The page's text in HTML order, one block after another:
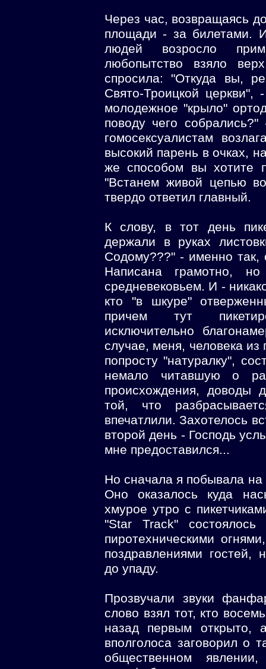
Через час, возвращаясь
площади - за билетами.
людей возросло
любопытство взяло
спросила: "Откуда вы,
Свято-Троицкой
молодежное "крыло"
поводу чего
гомосексуалистам
высокий парень в очках,
же способом вы хотите
"Встанем живой цепью
твердо ответил главный.
К слову, в тот день
держали в руках
Содому???" - именно так,
Написана грамотно,
средневековьем. И -
кто "в шкуре"
причем тут
исключительно
случае, меня, человека из
попросту "натуралку",
немало читавшую о
происхождения, доводы
той, что
впечатлили. Захотелось
второй день - Господь
мне предоставился...
Но сначала я побывала
Оно оказалось куда
хмурое утро с
"Star Track"
пиротехническими
поздравлениями
до упаду.
Прозвучали звуки
слово взял тот, кто
назад первым открыто,
вполголоса заговорил о
общественном явлении,